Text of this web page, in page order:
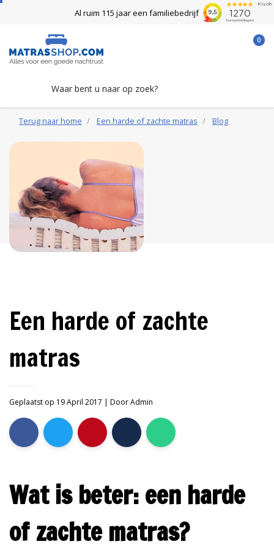
Al ruim 115 jaar een familiebedrijf
0
Terug naar home Een harde of zachte matras Blog
Een harde of zachte
matras
Geplaatst op 19 April 2017 | DoorAdmin
Wat is beter: een harde
of zachte matras?